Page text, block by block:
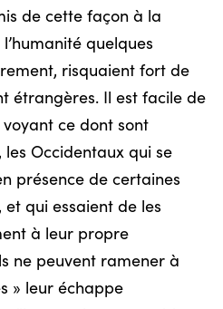
de cette façon à la
quelques
risquaient fort de
étrangères. Il est facile de
ce dont sont
Occidentaux qui se
présence de certaines
qui essaient de les
à leur propre
ne peuvent ramener à
» leur échappe